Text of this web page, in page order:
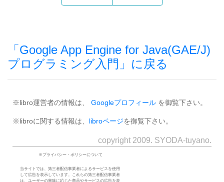
「Google App Engine for Java(GAE/J)
プログラミング入門」に戻る
※libro運営者の情報は、 Googleプロフィール を御覧下さい。
※libroに関する情報は、 libroページを御覧下さい。
copyright 2009. SYODA-tuyano.
※プライバシー・ポリシーについて
当サイトでは、第三者配信事業者によるサービスを使用
して広告を表示しています。これらの第三者配信事業者
は、ユーザーの興味に応じた商品やサービスの広告を表